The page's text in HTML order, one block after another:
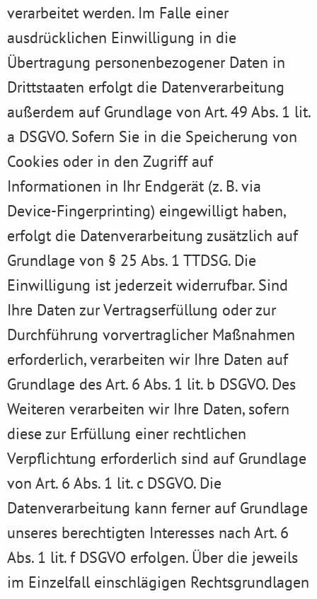
verarbeitet werden. Im Falle einer
ausdrücklichen Einwilligung in die
Übertragung personenbezogener Daten in
Drittstaaten erfolgt die Datenverarbeitung
außerdem auf Grundlage von Art. 49 Abs. 1 lit.
a DSGVO. Sofern Sie in die Speicherung von
Cookies oder in den Zugriff auf
Informationen in Ihr Endgerät (z. B. via
Device-Fingerprinting) eingewilligt haben,
erfolgt die Datenverarbeitung zusätzlich auf
Grundlage von § 25 Abs. 1 TTDSG. Die
Einwilligung ist jederzeit widerrufbar. Sind
Ihre Daten zur Vertragserfüllung oder zur
Durchführung vorvertraglicher Maßnahmen
erforderlich, verarbeiten wir Ihre Daten auf
Grundlage des Art. 6 Abs. 1 lit. b DSGVO. Des
Weiteren verarbeiten wir Ihre Daten, sofern
diese zur Erfüllung einer rechtlichen
Verpflichtung erforderlich sind auf Grundlage
von Art. 6 Abs. 1 lit. c DSGVO. Die
Datenverarbeitung kann ferner auf Grundlage
unseres berechtigten Interesses nach Art. 6
Abs. 1 lit. f DSGVO erfolgen. Über die jeweils
im Einzelfall einschlägigen Rechtsgrundlagen